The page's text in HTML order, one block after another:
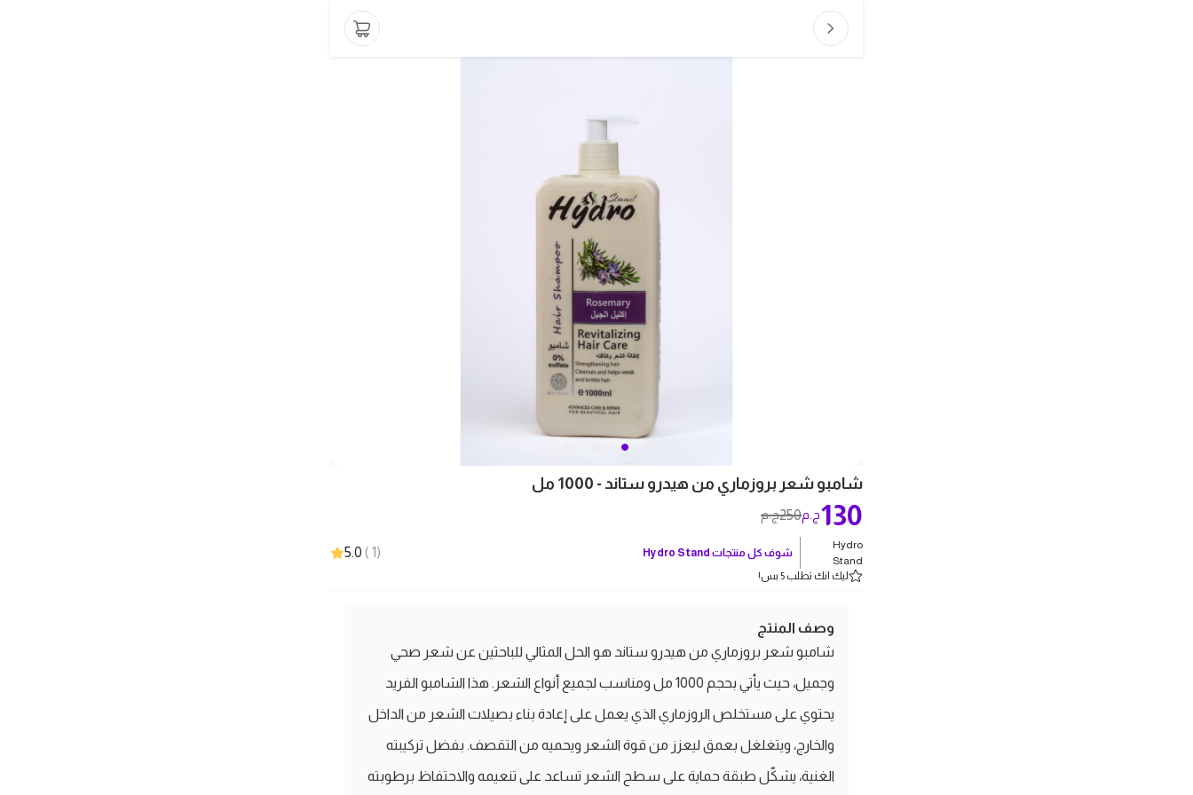
شامبو شعر بروزماري من هيدرو ستاند - 1000 مل
250ج.م 130ج.م
Hydro
Stand
شوف كل منتجات Hydro Stand
(
1
)
5.0
ليك انك تطلب 5 بس!
وصف المنتج
شامبو شعر بروزماري من هيدرو ستاند هو الحل المثالي للباحثين عن شعر صحي
وجميل، حيث يأتي بحجم 1000 مل ومناسب لجميع أنواع الشعر. هذا الشامبو الفريد
يحتوي على مستخلص الروزماري الذي يعمل على إعادة بناء بصيلات الشعر من الداخل
والخارج، ويتغلغل بعمق ليعزز من قوة الشعر ويحميه من التقصف. بفضل تركيبته
الغنية، يشكّل طبقة حماية على سطح الشعر تساعد على تنعيمه والاحتفاظ برطوبته